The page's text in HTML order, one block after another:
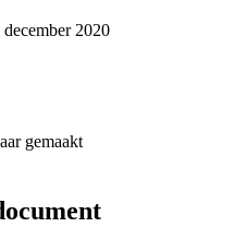
2020
gemaakt